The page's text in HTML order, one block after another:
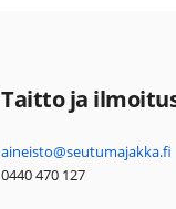
Taitto ja
aineisto@seutumajakka.fi
0440 470 127